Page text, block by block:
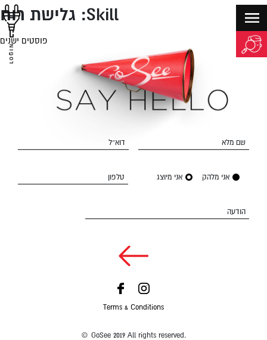
LOGIN
Skill: גלישת רוח
ניווט פוסטים ישנים
שם מלא דוא״ל
אני מלהק אני מיוצג טלפון
הודעה
Terms & Conditions
© GoSee 2019 All rights reserved.